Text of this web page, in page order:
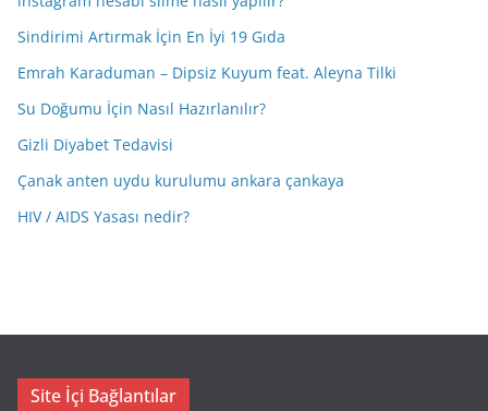
Sindirimi Artırmak İçin En İyi 19 Gıda
Emrah Karaduman – Dipsiz Kuyum feat. Aleyna Tilki
Su Doğumu İçin Nasıl Hazırlanılır?
Gizli Diyabet Tedavisi
Çanak anten uydu kurulumu ankara çankaya
HIV / AIDS Yasası nedir?
Site İçi Bağlantılar